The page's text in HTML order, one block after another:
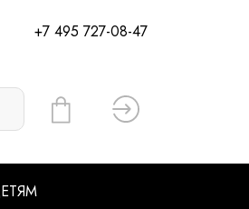
+7 495 727-08-47
Вход